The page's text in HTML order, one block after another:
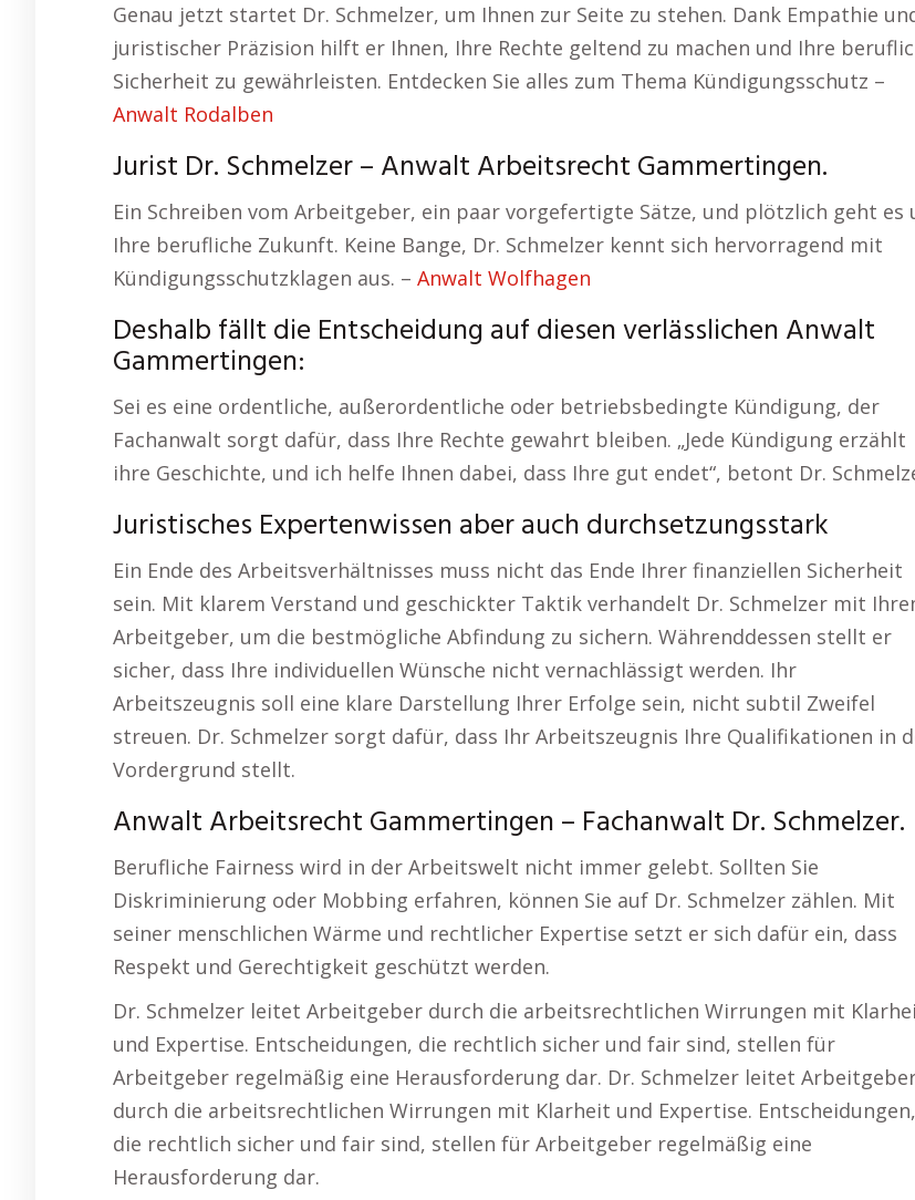
Genau jetzt startet Dr. Schmelzer, um Ihnen zur Seite zu stehen. Dank Empathie
juristischer Präzision hilft er Ihnen, Ihre Rechte geltend zu machen und Ihre
Sicherheit zu gewährleisten. Entdecken Sie alles zum Thema Kündigungsschutz –
Anwalt Rodalben
Jurist Dr. Schmelzer – Anwalt Arbeitsrecht Gammertingen.
Ein Schreiben vom Arbeitgeber, ein paar vorgefertigte Sätze, und plötzlich geht es
Ihre berufliche Zukunft. Keine Bange, Dr. Schmelzer kennt sich hervorragend mit
Kündigungsschutzklagen aus. – Anwalt Wolfhagen
Deshalb fällt die Entscheidung auf diesen verlässlichen Anwalt
Gammertingen:
Sei es eine ordentliche, außerordentliche oder betriebsbedingte Kündigung, der
Fachanwalt sorgt dafür, dass Ihre Rechte gewahrt bleiben. „Jede Kündigung erzählt
ihre Geschichte, und ich helfe Ihnen dabei, dass Ihre gut endet“, betont Dr.
Juristisches Expertenwissen aber auch durchsetzungsstark
Ein Ende des Arbeitsverhältnisses muss nicht das Ende Ihrer finanziellen Sicherheit
sein. Mit klarem Verstand und geschickter Taktik verhandelt Dr. Schmelzer mit
Arbeitgeber, um die bestmögliche Abfindung zu sichern. Währenddessen stellt er
sicher, dass Ihre individuellen Wünsche nicht vernachlässigt werden. Ihr
Arbeitszeugnis soll eine klare Darstellung Ihrer Erfolge sein, nicht subtil Zweifel
streuen. Dr. Schmelzer sorgt dafür, dass Ihr Arbeitszeugnis Ihre Qualifikationen in
Vordergrund stellt.
Anwalt Arbeitsrecht Gammertingen – Fachanwalt Dr. Schmelzer.
Berufliche Fairness wird in der Arbeitswelt nicht immer gelebt. Sollten Sie
Diskriminierung oder Mobbing erfahren, können Sie auf Dr. Schmelzer zählen. Mit
seiner menschlichen Wärme und rechtlicher Expertise setzt er sich dafür ein, dass
Respekt und Gerechtigkeit geschützt werden.
Dr. Schmelzer leitet Arbeitgeber durch die arbeitsrechtlichen Wirrungen mit
und Expertise. Entscheidungen, die rechtlich sicher und fair sind, stellen für
Arbeitgeber regelmäßig eine Herausforderung dar. Dr. Schmelzer leitet
durch die arbeitsrechtlichen Wirrungen mit Klarheit und Expertise. Entscheidungen,
die rechtlich sicher und fair sind, stellen für Arbeitgeber regelmäßig eine
Herausforderung dar.